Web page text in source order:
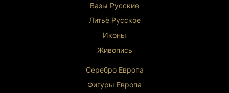
Вазы Русские
Литьё Русское
Иконы
Живопись
Серебро Европа
Фигуры Европа